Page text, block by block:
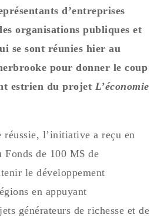
d’entreprises
organisations publiques et
se sont réunies hier au
pour donner le coup
estrien du projet L’économie
réussie, l’initiative a reçu en
Fonds de 100 M$ de
le développement
en appuyant
générateurs de richesse et de